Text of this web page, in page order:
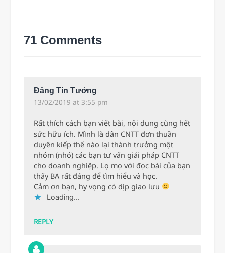
71 Comments
Đăng Tin Tưởng
13/02/2019 at 3:55 pm
Rất thích cách bạn viết bài, nội dung cũng hết
sức hữu ích. Mình là dân CNTT đơn thuần
duyên kiếp thế nào lại thành trưởng một
nhóm (nhỏ) các bạn tư vấn giải pháp CNTT
cho doanh nghiệp. Lọ mọ với đọc bài của bạn
thấy BA rất đáng để tìm hiểu và học.
Cảm ơn bạn, hy vọng có dịp giao lưu
Loading...
REPLY